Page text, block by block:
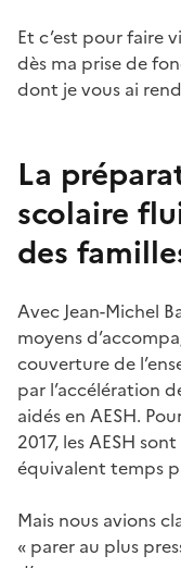
Et c’est pour faire
dès ma prise de
dont je vous ai
La
scolaire
des
Avec Jean-Michel
moyens
couverture de
par l’accélération
aidés en AESH.
2017, les AESH
équivalent temps
Mais nous avions
« parer au plus